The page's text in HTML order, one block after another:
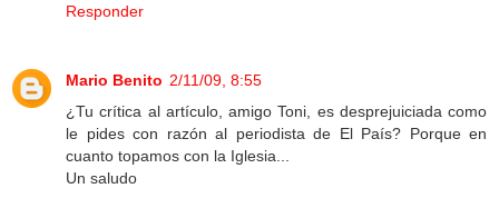
Responder
Mario Benito 2/11/09, 8:55
¿Tu crítica al artículo, amigo Toni, es desprejuiciada como
le pides con razón al periodista de El País? Porque en
cuanto topamos con la Iglesia...
Un saludo